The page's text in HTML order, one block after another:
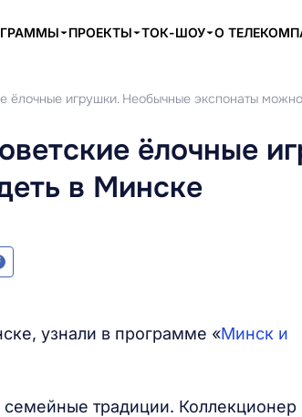
ПРОЕКТЫ ТОК-ШОУ О
ёлочные игрушки. Необычные экспонаты
ёлочные
в Минске
узнали в программе «Минск и
традиции. Коллекционер